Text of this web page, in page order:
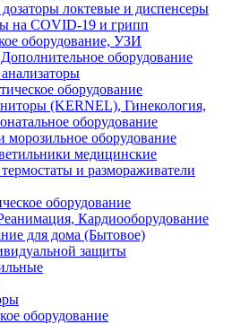
локтевые и диспенсеры
на COVID-19 и грипп
оборудование, УЗИ
оборудование
оборудование
(KERNEL), Гинекология,
оборудование
морозильное оборудование
медицинские
и размораживатели
оборудование
Кардиооборудование
для дома (Бытовое)
защиты
оборудование